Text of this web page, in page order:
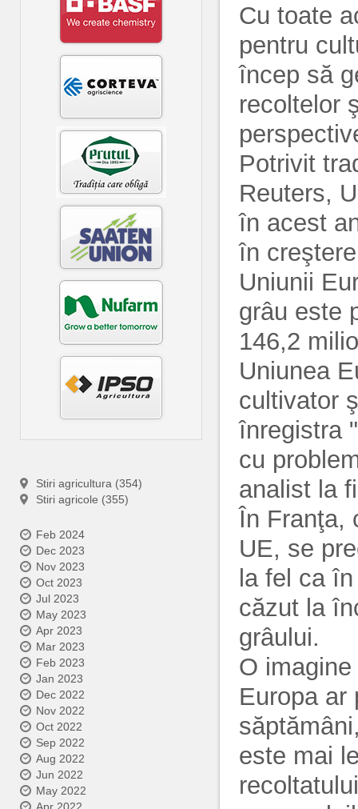
Stiri agricultura (354)
Stiri agricole (355)
Feb 2024
Dec 2023
Nov 2023
Oct 2023
Jul 2023
May 2023
Apr 2023
Mar 2023
Feb 2023
Jan 2023
Dec 2022
Nov 2022
Oct 2022
Sep 2022
Aug 2022
Jun 2022
May 2022
Cu toate
pentru
încep să
recoltelor
Potrivit
Reuters,
în acest
în
Uniunii
grâu este
146,2
Uniunea
cultivator
înregistra
cu
analist la
În Franţa,
UE, se
la fel ca
căzut la
grâului.
O
Europa ar
este mai